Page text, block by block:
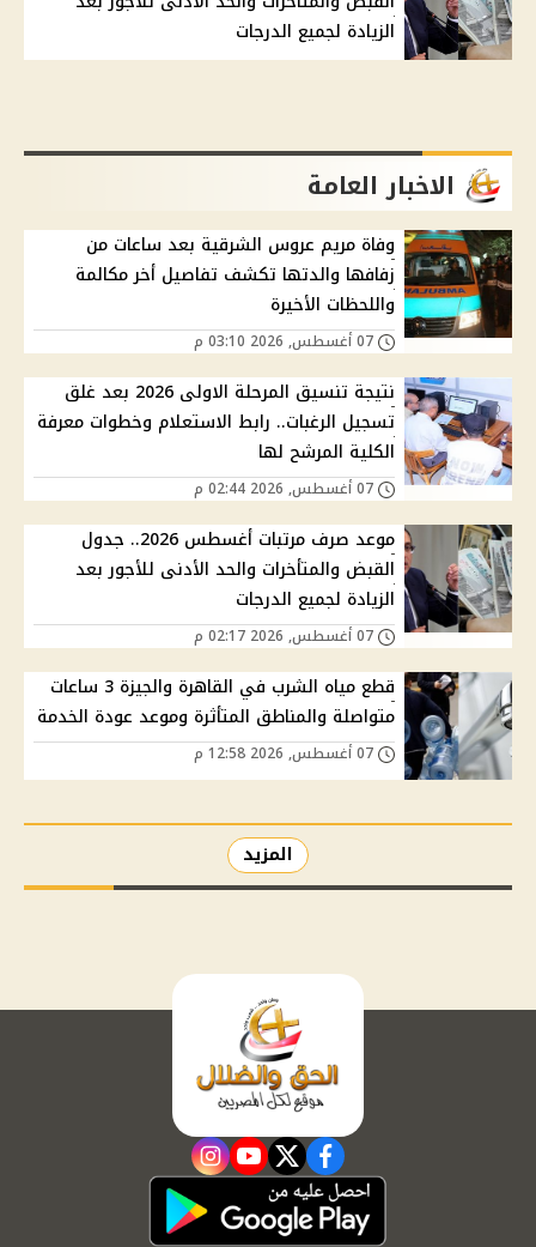
الزيادة لجميع الدرجات
الاخبار العامة
وفاة مريم عروس الشرقية بعد ساعات من
زفافها والدتها تكشف تفاصيل أخر مكالمة
واللحظات الأخيرة
نتيجة تنسيق المرحلة الاولى 2026 بعد غلق
تسجيل الرغبات.. رابط الاستعلام وخطوات معرفة
الكلية المرشح لها
موعد صرف مرتبات أغسطس 2026.. جدول
القبض والمتأخرات والحد الأدنى للأجور بعد
الزيادة لجميع الدرجات
قطع مياه الشرب في القاهرة والجيزة 3 ساعات
متواصلة والمناطق المتأثرة وموعد عودة الخدمة
المزيد
facebook
twitter
youtube
instagram